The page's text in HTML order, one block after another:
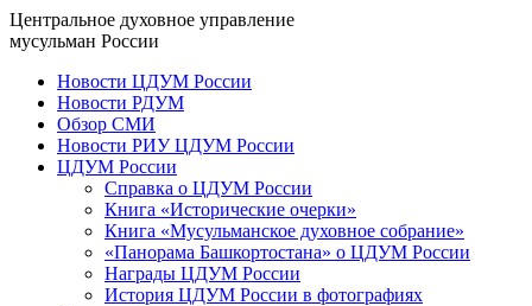
Центральное духовное управление
мусульман России
Новости ЦДУМ России
Новости РДУМ
Обзор СМИ
Новости РИУ ЦДУМ России
ЦДУМ России
Справка о ЦДУМ России
Книга «Исторические очерки»
Книга «Мусульманское духовное собрание»
«Панорама Башкортостана» о ЦДУМ России
Награды ЦДУМ России
История ЦДУМ России в фотографиях